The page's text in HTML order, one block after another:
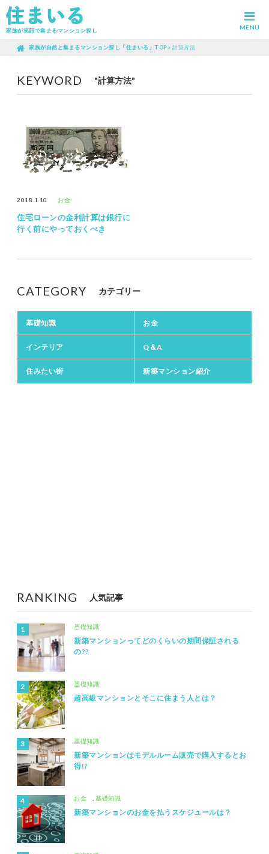
家族が笑顔で集まるマンション探し MENU
家族が自然と集まるマンション探し「住まいる」TOP » 計算方法
KEYWORD "計算方法"
2018.1.10 お金
住宅ローンの金利計算は銀行に
行く前にやっておくべき
CATEGORY カテゴリー
基礎知識 お金
インテリア Q＆A
住みたい街 新築マンション紹介
RANKING 人気記事
基礎知識
新築マンションってどのくらいの期間保証される
の??
基礎知識
超高級マンションとそこに住まう人とは？
基礎知識
新築マンションはモデルルーム販売で購入するとお
得!?
お金 基礎知識
新築マンションのお金を払うスケジュールは？